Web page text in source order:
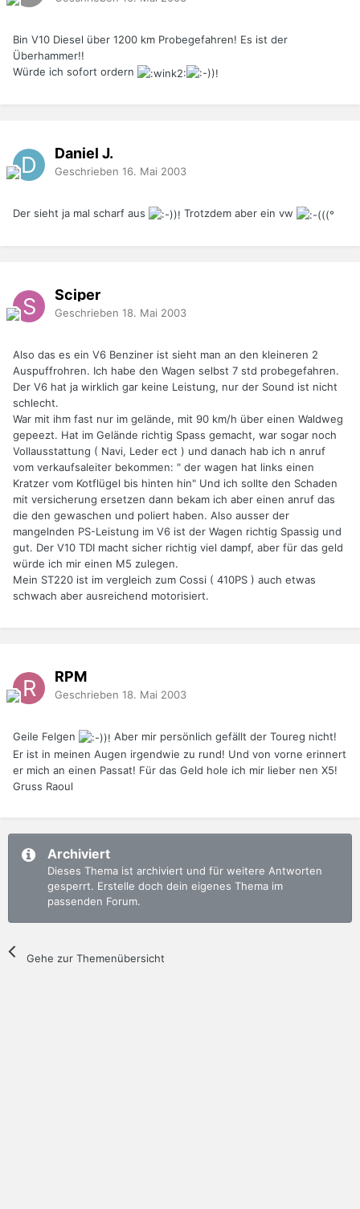
Bin V10 Diesel über 1200 km Probegefahren! Es ist der
Überhammer!!
Würde ich sofort ordern
Daniel J.
Geschrieben 16. Mai 2003
Der sieht ja mal scharf aus Trotzdem aber ein vw
Sciper
Geschrieben 18. Mai 2003
Also das es ein V6 Benziner ist sieht man an den kleineren 2
Auspuffrohren. Ich habe den Wagen selbst 7 std probegefahren.
Der V6 hat ja wirklich gar keine Leistung, nur der Sound ist nicht
schlecht.
War mit ihm fast nur im gelände, mit 90 km/h über einen Waldweg
gepeezt. Hat im Gelände richtig Spass gemacht, war sogar noch
Vollausstattung ( Navi, Leder ect ) und danach hab ich n anruf
vom verkaufsaleiter bekommen: " der wagen hat links einen
Kratzer vom Kotflügel bis hinten hin" Und ich sollte den Schaden
mit versicherung ersetzen dann bekam ich aber einen anruf das
die den gewaschen und poliert haben. Also ausser der
mangelnden PS-Leistung im V6 ist der Wagen richtig Spassig und
gut. Der V10 TDI macht sicher richtig viel dampf, aber für das geld
würde ich mir einen M5 zulegen.
Mein ST220 ist im vergleich zum Cossi ( 410PS ) auch etwas
schwach aber ausreichend motorisiert.
RPM
Geschrieben 18. Mai 2003
Geile Felgen
Aber mir persönlich gefällt der Toureg nicht!
Er ist in meinen Augen irgendwie zu rund! Und von vorne erinnert
er mich an einen Passat! Für das Geld hole ich mir lieber nen X5!
Gruss Raoul
Archiviert
Dieses Thema ist archiviert und für weitere Antworten
gesperrt. Erstelle doch dein eigenes Thema im
passenden Forum.
Gehe zur Themenübersicht